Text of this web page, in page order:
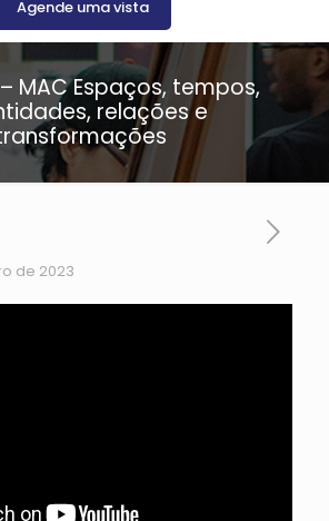
Agende uma vista
MAC Espaços, tempos,
relações e
de 2023